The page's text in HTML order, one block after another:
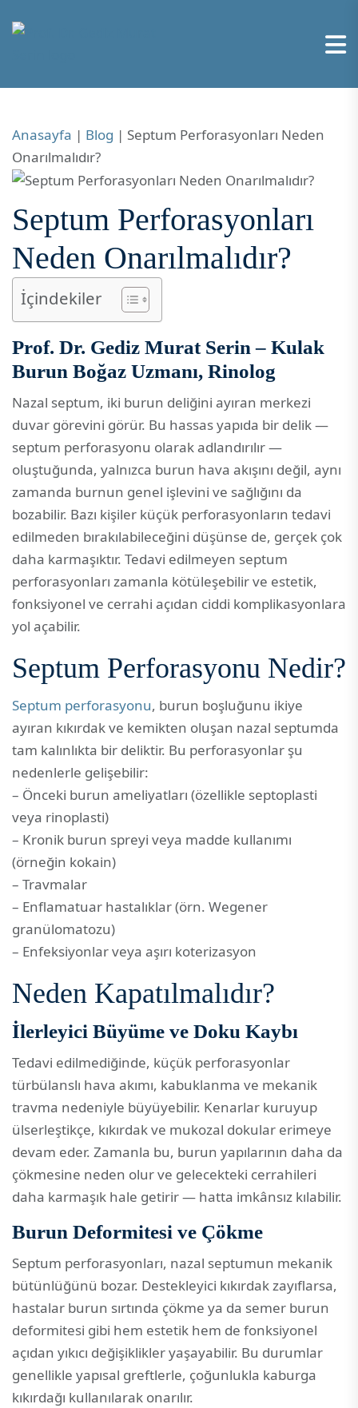
Anasayfa | Blog | Septum Perforasyonları Neden
Onarılmalıdır?
Septum Perforasyonları
Neden Onarılmalıdır?
İçindekiler
Prof. Dr. Gediz Murat Serin – Kulak
Burun Boğaz Uzmanı, Rinolog
Nazal septum, iki burun deliğini ayıran merkezi
duvar görevini görür. Bu hassas yapıda bir delik —
septum perforasyonu olarak adlandırılır —
oluştuğunda, yalnızca burun hava akışını değil, aynı
zamanda burnun genel işlevini ve sağlığını da
bozabilir. Bazı kişiler küçük perforasyonların tedavi
edilmeden bırakılabileceğini düşünse de, gerçek çok
daha karmaşıktır. Tedavi edilmeyen septum
perforasyonları zamanla kötüleşebilir ve estetik,
fonksiyonel ve cerrahi açıdan ciddi komplikasyonlara
yol açabilir.
Septum Perforasyonu Nedir?
Septum perforasyonu, burun boşluğunu ikiye
ayıran kıkırdak ve kemikten oluşan nazal septumda
tam kalınlıkta bir deliktir. Bu perforasyonlar şu
nedenlerle gelişebilir:
– Önceki burun ameliyatları (özellikle septoplasti
veya rinoplasti)
– Kronik burun spreyi veya madde kullanımı
(örneğin kokain)
– Travmalar
– Enflamatuar hastalıklar (örn. Wegener
granülomatozu)
– Enfeksiyonlar veya aşırı koterizasyon
Neden Kapatılmalıdır?
İlerleyici Büyüme ve Doku Kaybı
Tedavi edilmediğinde, küçük perforasyonlar
türbülanslı hava akımı, kabuklanma ve mekanik
travma nedeniyle büyüyebilir. Kenarlar kuruyup
ülserleştikçe, kıkırdak ve mukozal dokular erimeye
devam eder. Zamanla bu, burun yapılarının daha da
çökmesine neden olur ve gelecekteki cerrahileri
daha karmaşık hale getirir — hatta imkânsız kılabilir.
Burun Deformitesi ve Çökme
Septum perforasyonları, nazal septumun mekanik
bütünlüğünü bozar. Destekleyici kıkırdak zayıflarsa,
hastalar burun sırtında çökme ya da semer burun
deformitesi gibi hem estetik hem de fonksiyonel
açıdan yıkıcı değişiklikler yaşayabilir. Bu durumlar
genellikle yapısal greftlerle, çoğunlukla kaburga
kıkırdağı kullanılarak onarılır.